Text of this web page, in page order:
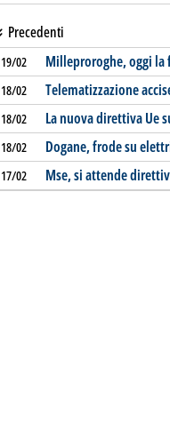
Precedenti
19/02 Milleproroghe, oggi la
18/02 Telematizzazione
18/02 La nuova direttiva Ue
18/02 Dogane, frode su
17/02 Mse, si attende